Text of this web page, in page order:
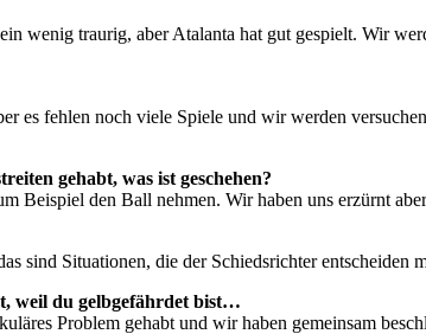
wenig traurig, aber Atalanta hat gut gespielt. Wir
es fehlen noch viele Spiele und wir werden
gehabt, was ist geschehen?
Beispiel den Ball nehmen. Wir haben uns erzürnt
sind Situationen, die der Schiedsrichter
weil du gelbgefährdet bist…
Problem gehabt und wir haben gemeinsam